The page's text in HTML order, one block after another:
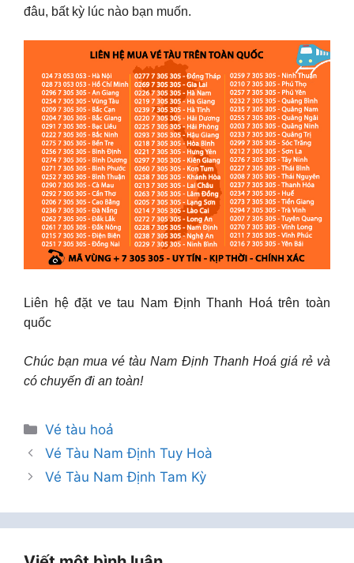
đâu, bất kỳ lúc nào bạn muốn.
Liên hệ đặt ve tau Nam Định Thanh Hoá trên toàn
quốc
Chúc bạn mua vé tàu Nam Định Thanh Hoá giá rẻ và
có chuyến đi an toàn!
Danh
mục
Vé tàu hoả
Vé Tàu Nam Định Tuy Hoà
Vé Tàu Nam Định Tam Kỳ